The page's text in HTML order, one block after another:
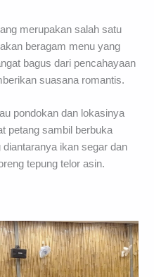
merupakan salah satu
beragam menu yang
bagus dari pencahayaan
suasana romantis.
pondokan dan lokasinya
petang sambil berbuka
ikan segar dan
tepung telor asin.